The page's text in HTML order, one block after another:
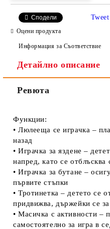
Ние ще се свържем с вас в
Сподели Tweet
Оцени продукта
Информация за Съответствие
Детайлно описание
Ревюта
Функции:
• Люлееща се играчка –
назад
• Играчка за яздене –
напред, като се отблъсква
• Играчка за бутане –
първите стъпки
• Тротинетка – детето се
придвижва, държейки се
• Масичка с активности –
самостоятелно за игра в